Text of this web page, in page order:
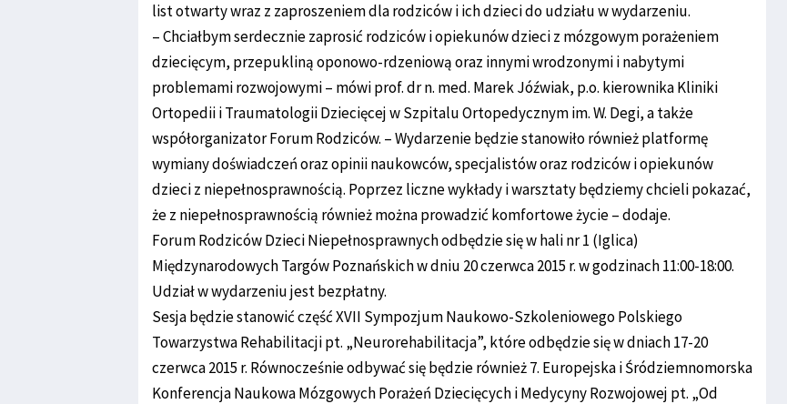
list otwarty wraz z zaproszeniem dla rodziców i ich dzieci do udziału w wydarzeniu.
– Chciałbym serdecznie zaprosić rodziców i opiekunów dzieci z mózgowym porażeniem
dziecięcym, przepukliną oponowo-rdzeniową oraz innymi wrodzonymi i nabytymi
problemami rozwojowymi – mówi prof. dr n. med. Marek Jóźwiak, p.o. kierownika Kliniki
Ortopedii i Traumatologii Dziecięcej w Szpitalu Ortopedycznym im. W. Degi, a także
współorganizator Forum Rodziców. – Wydarzenie będzie stanowiło również platformę
wymiany doświadczeń oraz opinii naukowców, specjalistów oraz rodziców i opiekunów
dzieci z niepełnosprawnością. Poprzez liczne wykłady i warsztaty będziemy chcieli pokazać,
że z niepełnosprawnością również można prowadzić komfortowe życie – dodaje.
Forum Rodziców Dzieci Niepełnosprawnych odbędzie się w hali nr 1 (Iglica)
Międzynarodowych Targów Poznańskich w dniu 20 czerwca 2015 r. w godzinach 11:00-18:00.
Udział w wydarzeniu jest bezpłatny.
Sesja będzie stanowić część XVII Sympozjum Naukowo-Szkoleniowego Polskiego
Towarzystwa Rehabilitacji pt. „Neurorehabilitacja”, które odbędzie się w dniach 17-20
czerwca 2015 r. Równocześnie odbywać się będzie również 7. Europejska i Śródziemnomorska
Konferencja Naukowa Mózgowych Porażeń Dziecięcych i Medycyny Rozwojowej pt. „Od